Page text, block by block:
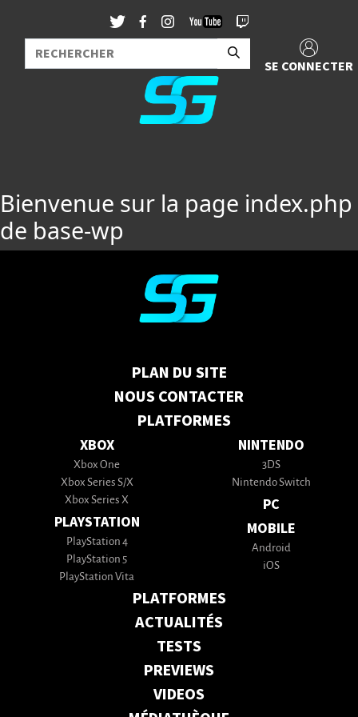
SE CONNECTER
Bienvenue sur la page index.php
de base-wp
PLAN DU SITE
NOUS CONTACTER
PLATFORMES
XBOX
Xbox One
Xbox Series S/X
Xbox Series X
PLAYSTATION
PlayStation 4
PlayStation 5
PlayStation Vita
NINTENDO
3DS
Nintendo Switch
PC
MOBILE
Android
iOS
PLATFORMES
ACTUALITÉS
TESTS
PREVIEWS
VIDEOS